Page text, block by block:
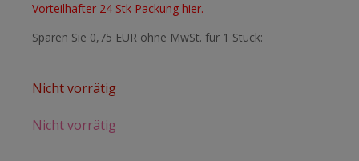
Vorteilhafter 24 Stk Packung hier.
Sparen Sie 0,75 EUR ohne MwSt. für 1 Stück:
Nicht vorrätig
Nicht vorrätig